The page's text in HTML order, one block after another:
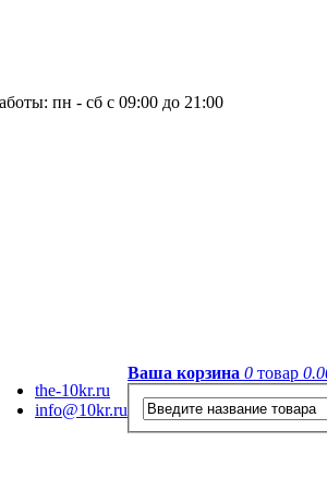
пн - сб с 09:00 до 21:00
the-10kr.ru
info@10kr.ru
Ваша корзина 0 товар